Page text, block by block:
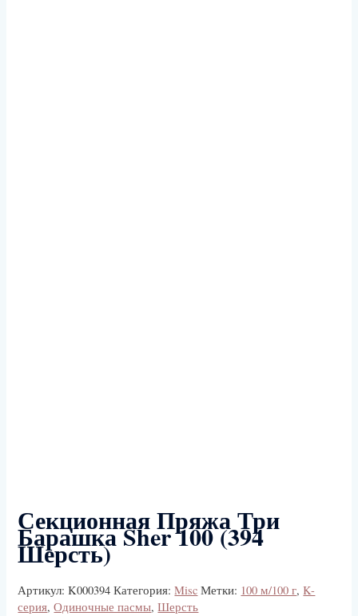
Секционная Пряжа Три
Барашка Sher 100 (394
Шерсть)
Артикул:K000394 Категория:Misc Метки: 100 м/100 г,K-
серия,Одиночные пасмы,Шерсть